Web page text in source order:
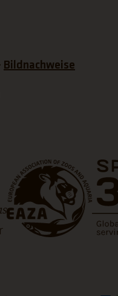
Bildnachweise